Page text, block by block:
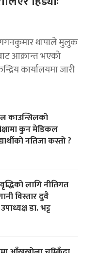
गगनकुमार थापाले मुलुक
आक्रान्त भएको
कार्यालयमा जारी
काउन्सिलको
कुन मेडिकल
नतिजा कस्तो ?
लागि नीतिगत
विस्तार दुवै
डा. भट्ट